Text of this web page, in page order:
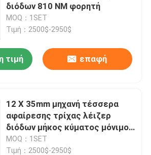
διόδων 810 NM φορητή
MOQ：1SET
Τιμή：2500$-2950$
τιμή επαφή
12 X 35mm μηχανή τέσσερα
αφαίρεσης τρίχας λέιζερ
διόδων μήκος κύματος μόνιμο
για το σπίτι 808nm
MOQ：1SET
Τιμή：2500$-2950$